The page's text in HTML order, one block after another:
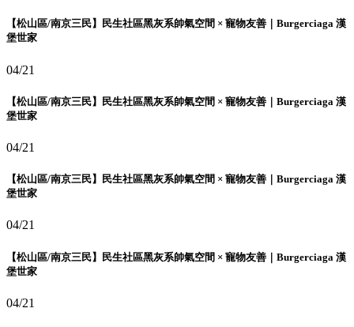
【松山區/南京三民】民生社區黑灰系帥氣空間 × 寵物友善｜Burgerciaga 漢
堡世家
04/21
【松山區/南京三民】民生社區黑灰系帥氣空間 × 寵物友善｜Burgerciaga 漢
堡世家
04/21
【松山區/南京三民】民生社區黑灰系帥氣空間 × 寵物友善｜Burgerciaga 漢
堡世家
04/21
【松山區/南京三民】民生社區黑灰系帥氣空間 × 寵物友善｜Burgerciaga 漢
堡世家
04/21